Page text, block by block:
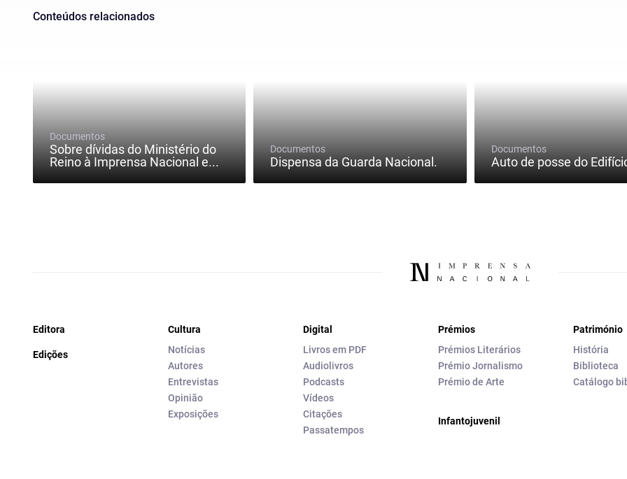
Conteúdos relacionados
Documentos
Sobre dívidas do Ministério do
Reino à Imprensa Nacional e...
Documentos
Dispensa da Guarda Nacional.
Documentos
Auto de posse do
Editora
Edições
Cultura
Notícias
Autores
Entrevistas
Opinião
Exposições
Digital
Livros em PDF
Audiolivros
Podcasts
Vídeos
Citações
Passatempos
Prémios
Prémios Literários
Prémio Jornalismo
Prémio de Arte
Infantojuvenil
Património
História
Biblioteca
Catálogo